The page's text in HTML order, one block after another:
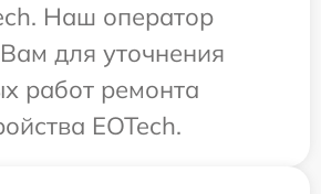
Наш оператор
для уточнения
работ ремонта
EOTech.